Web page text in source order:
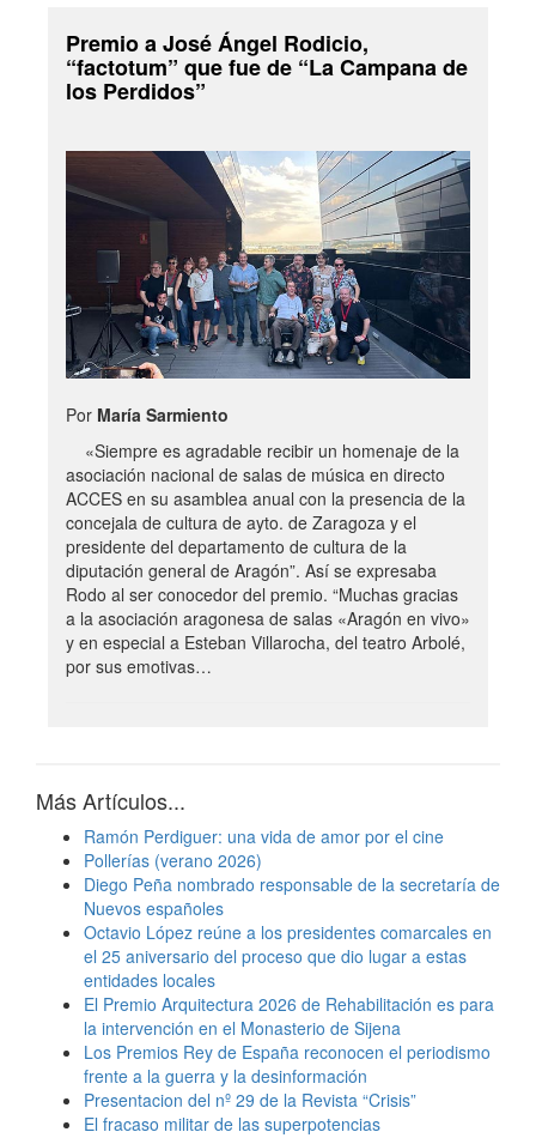
Premio a José Ángel Rodicio,
“factotum” que fue de “La Campana de
los Perdidos”
Por María Sarmiento
«Siempre es agradable recibir un homenaje de la
asociación nacional de salas de música en directo
ACCES en su asamblea anual con la presencia de la
concejala de cultura de ayto. de Zaragoza y el
presidente del departamento de cultura de la
diputación general de Aragón”. Así se expresaba
Rodo al ser conocedor del premio. “Muchas gracias
a la asociación aragonesa de salas «Aragón en vivo»
y en especial a Esteban Villarocha, del teatro Arbolé,
por sus emotivas…
Más Artículos...
Ramón Perdiguer: una vida de amor por el cine
Pollerías (verano 2026)
Diego Peña nombrado responsable de la secretaría de
Nuevos españoles
Octavio López reúne a los presidentes comarcales en
el 25 aniversario del proceso que dio lugar a estas
entidades locales
El Premio Arquitectura 2026 de Rehabilitación es para
la intervención en el Monasterio de Sijena
Los Premios Rey de España reconocen el periodismo
frente a la guerra y la desinformación
Presentacion del nº 29 de la Revista “Crisis”
El fracaso militar de las superpotencias